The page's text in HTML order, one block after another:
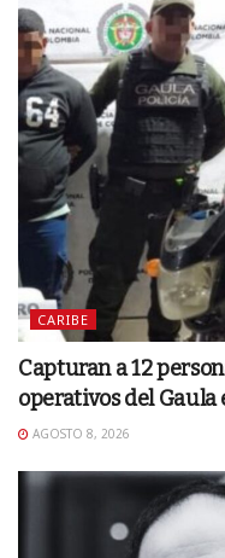
CARIBE
Capturan a 12
operativos del Gaula
AGOSTO 8, 2026